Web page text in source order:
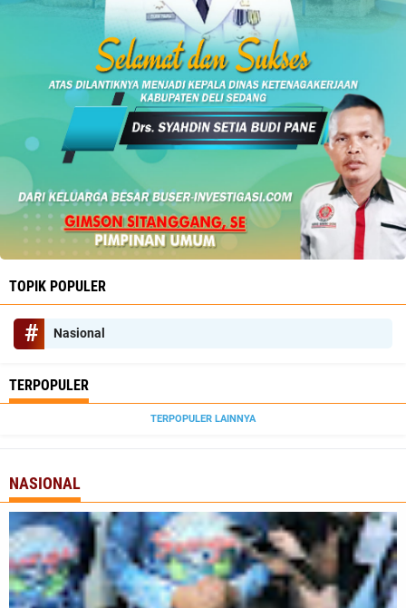
TOPIK POPULER
Nasional
TERPOPULER
TERPOPULER LAINNYA
NASIONAL